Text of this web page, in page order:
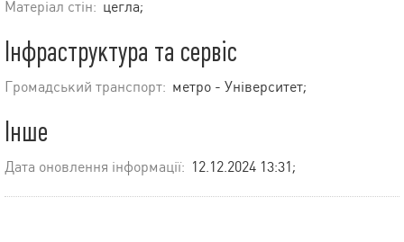
Матеріал стін: цегла;
Інфраструктура та сервіс
Громадський транспорт: метро - Університет;
Інше
Дата оновлення інформації: 12.12.2024 13:31;